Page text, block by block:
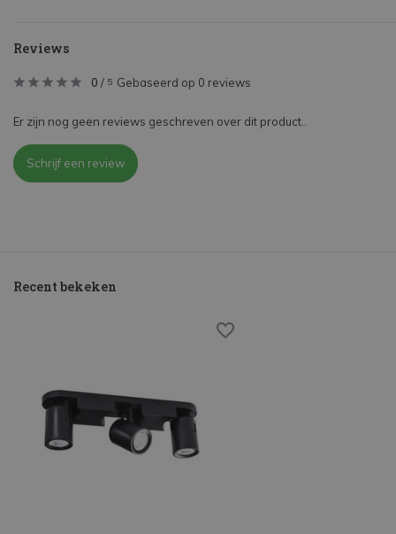
Reviews
0 / 5 Gebaseerd op 0 reviews
Er zijn nog geen reviews geschreven over dit product..
Schrijf een review
Recent bekeken